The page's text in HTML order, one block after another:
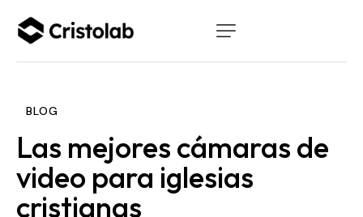
BLOG
Las mejores cámaras de
video para iglesias
cristianas